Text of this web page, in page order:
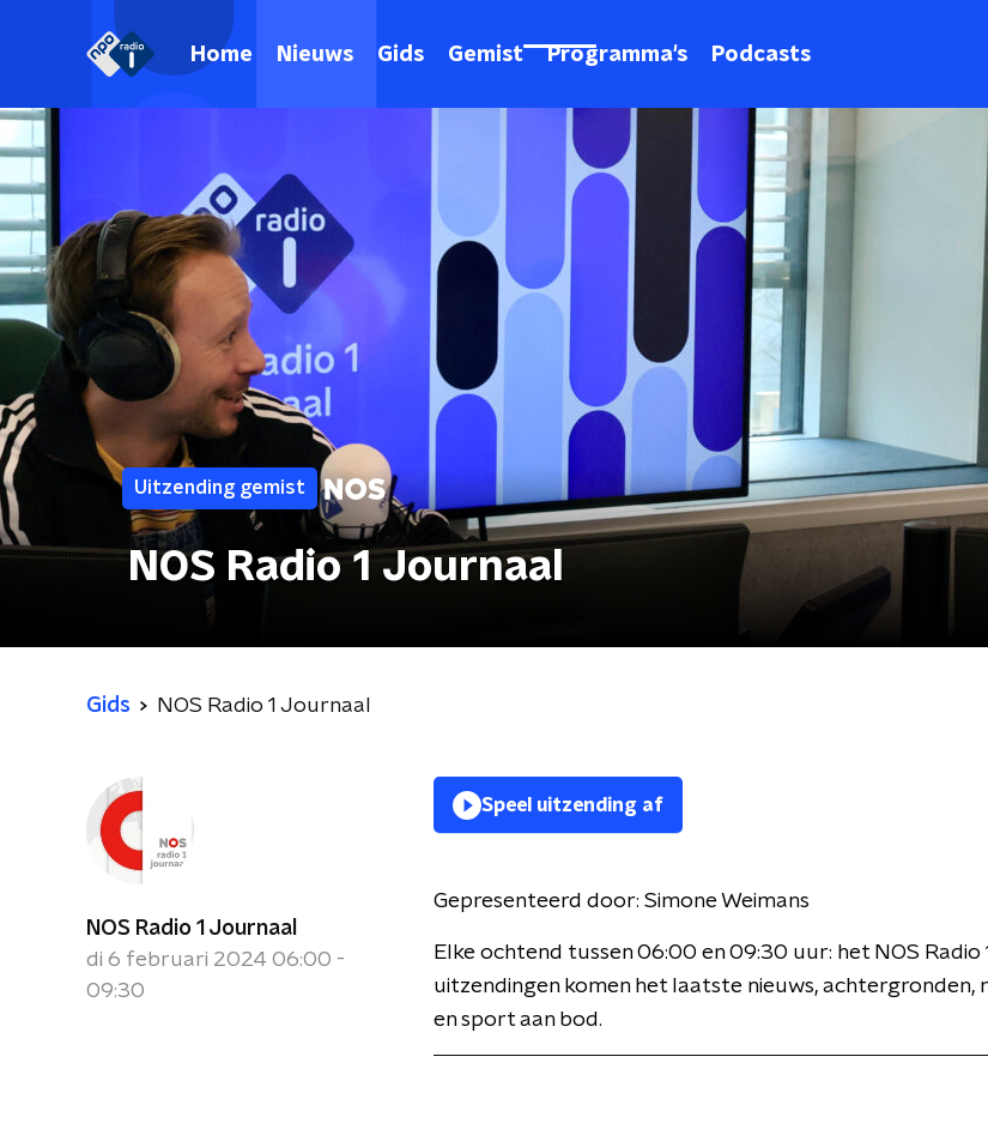
Home Nieuws Gids Gemist Programma's Podcasts
Uitzending gemist
NOS Radio 1 Journaal
Gids NOS Radio 1 Journaal
NOS Radio 1 Journaal
di 6 februari 2024 06:00 -
09:30
Speel uitzending af
Gepresenteerd door: Simone Weimans
Elke ochtend tussen 06:00 en 09:30 uur: het NOS Radio
uitzendingen komen het laatste nieuws, achtergronden,
en sport aan bod.